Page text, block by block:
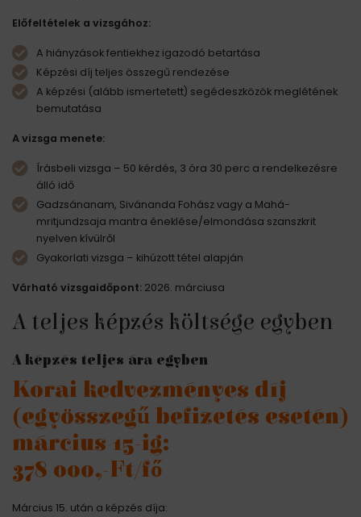
Előfeltételek a vizsgához:
A hiányzások fentiekhez igazodó betartása
Képzési díj teljes összegű rendezése
A képzési (alább ismertetett) segédeszközök meglétének
bemutatása
A vizsga menete:
Írásbeli vizsga – 50 kérdés, 3 óra 30 perc a rendelkezésre
álló idő
Gadzsánanam, Sivánanda Fohász vagy a Mahá-
mritjundzsaja mantra éneklése/elmondása szanszkrit
nyelven kívülről
Gyakorlati vizsga – kihúzott tétel alapján
Várható vizsgaidőpont: 2026. márciusa
A teljes képzés költsége egyben
A képzés teljes ára egyben
Korai kedvezményes díj
(egyösszegű befizetés esetén)
március 15-ig:
378 000,-Ft/fő
Március 15. után a képzés díja: